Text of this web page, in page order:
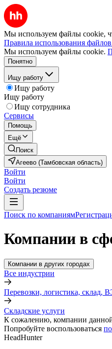
Мы используем файлы cookie,
Правила использования
Мы используем файлы cookie.
Понятно
Ищу работу
Ищу работу
Ищу работу
Ищу сотрудника
Сервисы
Помощь
Ещё
Поиск
Агеево (Тамбовская область)
Войти
Войти
Создать резюме
Поиск по компаниям
Компании в
Компании в других городах
Все индустрии
Перевозки, логистика, склад,
Складские услуги
К сожалению, компании
Попробуйте воспользоваться
HeadHunter